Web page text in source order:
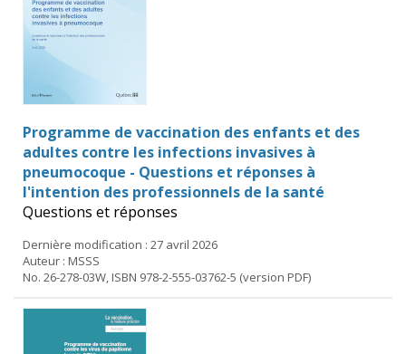
Programme de vaccination des enfants et des
adultes contre les infections invasives à
pneumocoque - Questions et réponses à
l'intention des professionnels de la santé
Questions et réponses
Dernière modification : 27 avril 2026
Auteur : MSSS
No. 26-278-03W, ISBN 978-2-555-03762-5 (version PDF)